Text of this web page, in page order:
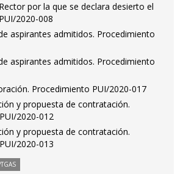
por la que se declara desierto el
2020-008
aspirantes admitidos. Procedimiento
aspirantes admitidos. Procedimiento
Procedimiento PUI/2020-017
y propuesta de contratación.
2020-012
y propuesta de contratación.
2020-013